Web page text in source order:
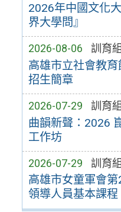
2026年中國文化
界大學問』
2026-08-06 訓育組
高雄市立社會教
招生簡章
2026-07-29 訓育組
曲韻新聲：2026
工作坊
2026-07-29 訓育組
高雄市女童軍會
領導人員基本課